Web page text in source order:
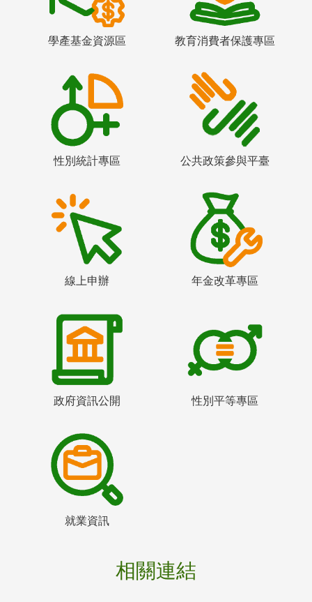
學產基金資源區 教育消費者保護專區
性別統計專區 公共政策參與平臺
線上申辦 年金改革專區
政府資訊公開 性別平等專區
就業資訊
相關連結